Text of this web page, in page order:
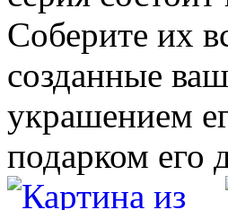
Соберите их
созданные
украшением
подарком его